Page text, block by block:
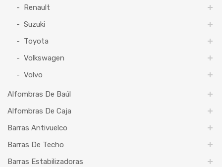
Renault
Suzuki
Toyota
Volkswagen
Volvo
Alfombras De Baúl
Alfombras De Caja
Barras Antivuelco
Barras De Techo
Barras Estabilizadoras